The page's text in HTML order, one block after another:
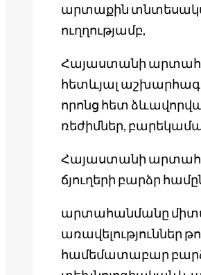
արտաքին
ուղղությամբ,
Հայաստանի
հետևյալ
որոնց հետ
ռեժիմներ,
Հայաստանի
ճյուղերի բարձր
արտահանմանը
առավելություններ
համեմատաբար